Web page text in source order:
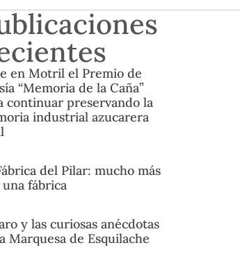
en Motril el Premio de
“Memoria de la Caña”
continuar preservando la
industrial azucarera
del Pilar: mucho más
fábrica
y las curiosas anécdotas
Marquesa de Esquilache